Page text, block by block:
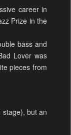
career in
Prize in the
bass and
Lover was
pieces from
but an